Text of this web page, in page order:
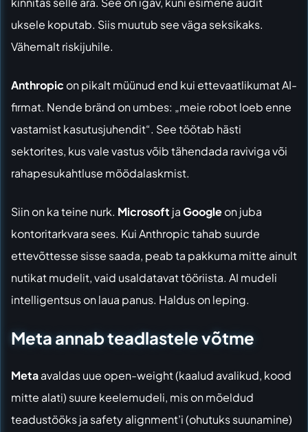
uksele koputab. Siis muutub see väga seksikaks.
Vähemalt riskijuhile.
Anthropic on pikalt müünud end kui ettevaatlikumat AI-
firmat. Nende bränd on umbes: „meie robot loeb enne
vastamist kasutusjuhendit“. See töötab hästi
sektorites, kus vale vastus võib tähendada raviviga või
rahapesukahtluse möödalaskmist.
Siin on ka teine nurk. Microsoft jaGoogleon juba
kontoritarkvara sees. Kui Anthropic tahab suurde
ettevõttesse sisse saada, peab ta pakkuma mitte ainult
nutikat mudelit, vaid usaldatavat tööriista. AI mudeli
intelligentsus on laua panus. Haldus on leping.
Meta annab teadlastele võtme
Metaavaldas uue open-weight (kaalud avalikud, kood
mitte alati) suure keelemudeli, mis on mõeldud
teadustööks ja safety alignment’i (ohutuks suunamine)